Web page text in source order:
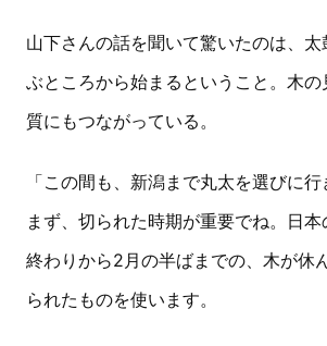
山下さんの話を聞いて驚いたのは、
ぶところから始まるということ。木
質にもつながっている。
「この間も、新潟まで丸太を選びに
まず、切られた時期が重要でね。日
終わりから2月の半ばまでの、木が休
られたものを使います。